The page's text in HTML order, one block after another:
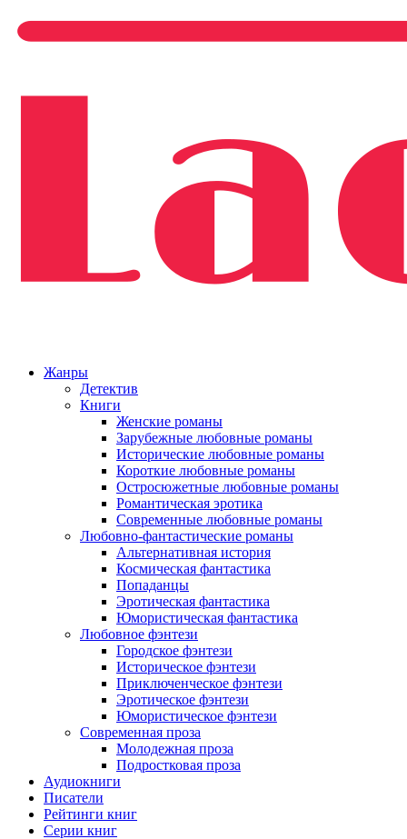
Жанры
Детектив
Книги
Женские романы
Зарубежные любовные романы
Исторические любовные романы
Короткие любовные романы
Остросюжетные любовные романы
Романтическая эротика
Современные любовные романы
Любовно-фантастические романы
Альтернативная история
Космическая фантастика
Попаданцы
Эротическая фантастика
Юмористическая фантастика
Любовное фэнтези
Городское фэнтези
Историческое фэнтези
Приключенческое фэнтези
Эротическое фэнтези
Юмористическое фэнтези
Современная проза
Молодежная проза
Подростковая проза
Аудиокниги
Писатели
Рейтинги книг
Серии книг